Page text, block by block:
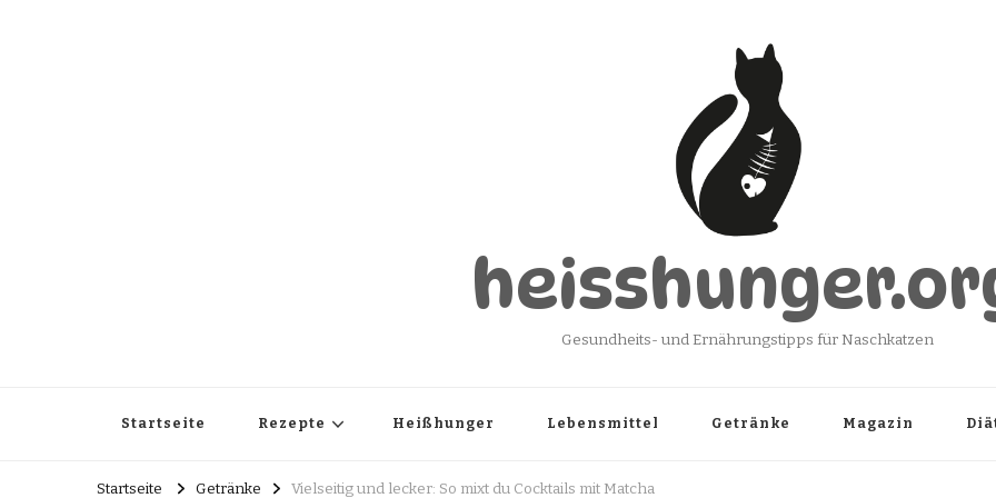
Gesundheits- und Ernährungstipps für Naschkatzen
Startseite Rezepte Heißhunger Lebensmittel Getränke Magazin
Startseite Getränke Vielseitig und lecker: So mixt du Cocktails mit Matcha